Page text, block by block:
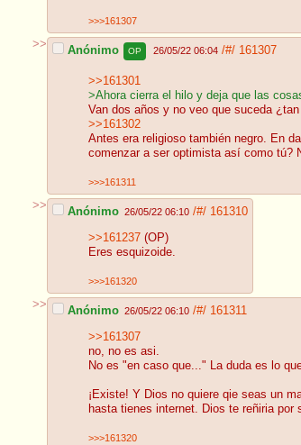
>>>161307
>> Anónimo OP 26/05/22 06:04 /#/ 161307
>>161301
>Ahora cierra el hilo y deja que las
Van dos años y no veo que suceda
>>161302
Antes era religioso también negro. En
comenzar a ser optimista así como tú?
>>>161311
>> Anónimo 26/05/22 06:10 /#/ 161310
>>161237 (OP)
Eres esquizoide.
>>>161320
>> Anónimo 26/05/22 06:10 /#/ 161311
>>161307
no, no es asi.
No es "en caso que..." La duda es lo
¡Existe! Y Dios no quiere qie seas un
hasta tienes internet. Dios te reñiria
>>>161320